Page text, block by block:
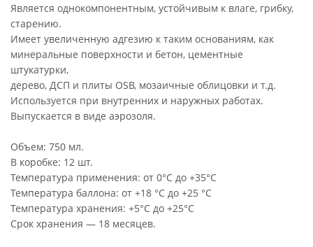
Является однокомпонентным, устойчивым к влаге, грибку,
старению.
Имеет увеличенную адгезию к таким основаниям, как
минеральные поверхности и бетон, цементные
штукатурки,
дерево, ДСП и плиты OSB, мозаичные облицовки и т.д.
Используется при внутренних и наружных работах.
Выпускается в виде аэрозоля.
Объем: 750 мл.
В коробке: 12 шт.
Температура применения: от 0°С до +35°С
Температура баллона: от +18 °С до +25 °С
Температура хранения: +5°С до +25°С
Срок хранения — 18 месяцев.